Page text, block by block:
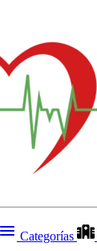
Categorías